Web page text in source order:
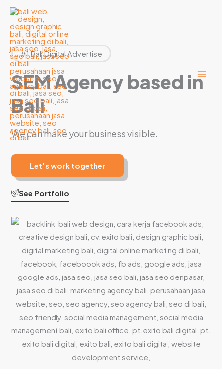
Lewati
konten
#1 Bali Digital Advertise
SEM Agency based in
Bali
We can make your business visible.
Let's work together
See Portfolio